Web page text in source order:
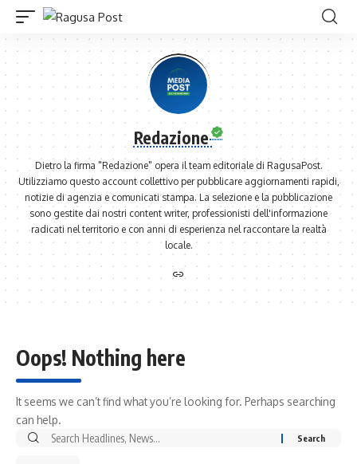
Redazione
Dietro la firma "Redazione" opera il team editoriale di RagusaPost.
Utilizziamo questo account collettivo per pubblicare aggiornamenti rapidi,
notizie di agenzia e comunicati stampa. La selezione e la pubblicazione
sono gestite dai nostri content writer, professionisti dell'informazione
radicati nel territorio e con anni di esperienza nel raccontare la realtà
locale.
Oops! Nothing here
It seems we can’t find what you’re looking for. Perhaps searching
can help.
Search